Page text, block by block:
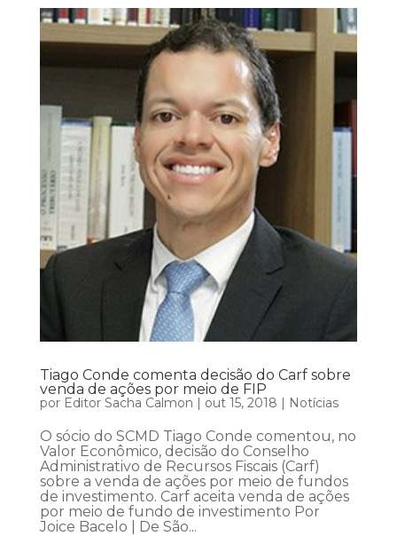
Tiago Conde comenta decisão do Carf sobre
venda de ações por meio de FIP
por Editor Sacha Calmon | out 15, 2018 | Notícias
O sócio do SCMD Tiago Conde comentou, no
Valor Econômico, decisão do Conselho
Administrativo de Recursos Fiscais (Carf)
sobre a venda de ações por meio de fundos
de investimento. Carf aceita venda de ações
por meio de fundo de investimento Por
Joice Bacelo | De São...